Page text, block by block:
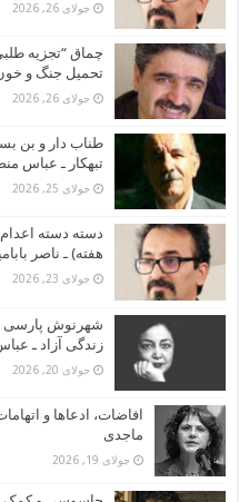
جولای 26, 2026
چماق “تجزیه
تحمیل جنگ و
جولای 26, 2026
طناب دار و بن
تبهکار ـ عباس
جولای 25, 2026
دسته دسته
هفته) ـ ناصر
جولای 23, 2026
شهرنوش پارسی
زندگی آزاد ـ
جولای 20, 2026
افاضات، ادعاها و
ماجدی
جولای 19, 2026